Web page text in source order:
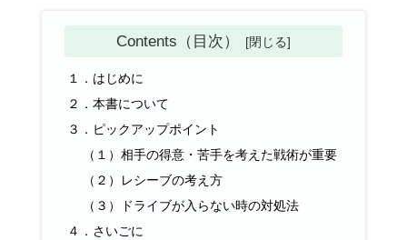
Contents（目次）
１．はじめに
２．本書について
３．ピックアップポイント
（１）相手の得意・苦手を考えた戦術が重要
（２）レシーブの考え方
（３）ドライブが入らない時の対処法
４．さいごに